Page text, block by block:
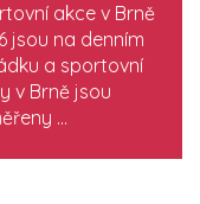
akce v Brně
jsou na denním
a sportovní
v Brně jsou
...